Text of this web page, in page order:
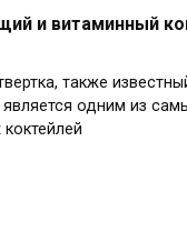
и витаминный
также
является одним из